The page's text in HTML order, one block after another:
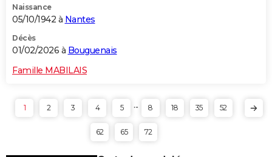
Naissance
05/10/1942 à Nantes
Décès
01/02/2026 à Bouguenais
Famille MABILAIS
1 2 3 4 5 ... 8 18 35 52
62 65 72